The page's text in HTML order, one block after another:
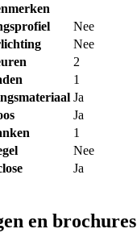
Nee
Nee
2
1
Ja
Ja
1
Nee
Ja
en brochures